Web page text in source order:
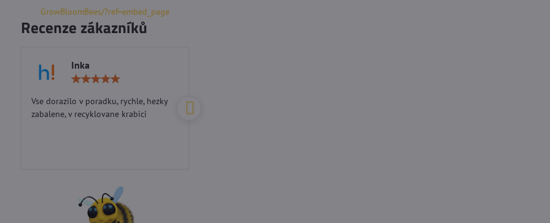
GrowBloomBees/?ref=embed_page
Recenze zákazníků
Inka
5
Vse dorazilo v poradku, rychle, hezky
zabalene, v recyklovane krabici